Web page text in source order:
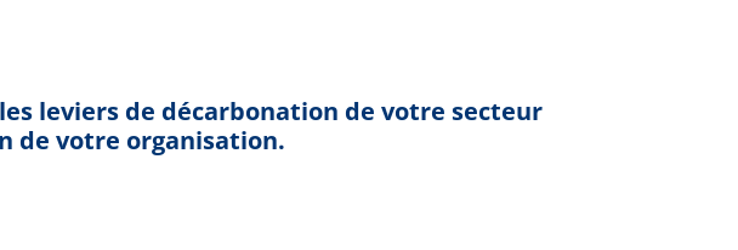
leviers de décarbonation de votre secteur
de votre organisation.